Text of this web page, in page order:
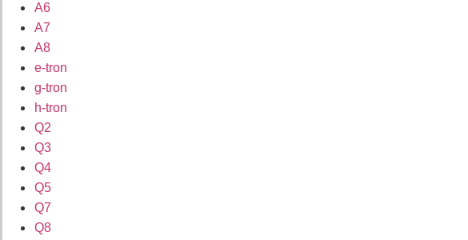
A6
A7
A8
e-tron
g-tron
h-tron
Q2
Q3
Q4
Q5
Q7
Q8